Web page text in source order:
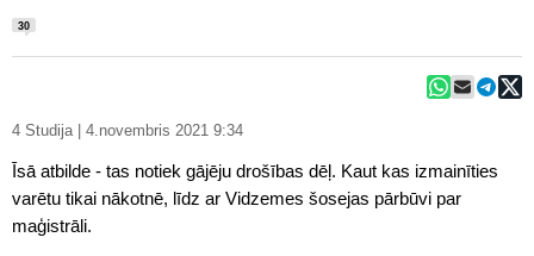
30
4 Studija | 4.novembris 2021 9:34
Īsā atbilde - tas notiek gājēju drošības dēļ. Kaut kas izmainīties
varētu tikai nākotnē, līdz ar Vidzemes šosejas pārbūvi par
maģistrāli.